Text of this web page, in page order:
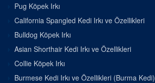
Pug Köpek Irkı
California Spangled Kedi Irkı ve Özellikleri
Bulldog Köpek Irkı
Asian Shorthair Kedi Irkı ve Özellikleri
Collie Köpek Irkı
Burmese Kedi Irkı ve Özellikleri (Burma Kedi)